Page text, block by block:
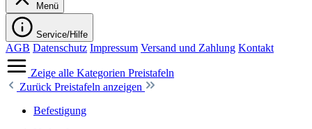
Menü
Service/Hilfe
AGB Datenschutz Impressum Versand und Zahlung Kontakt
Zeige alle Kategorien Preistafeln
Zurück Preistafeln anzeigen
Befestigung